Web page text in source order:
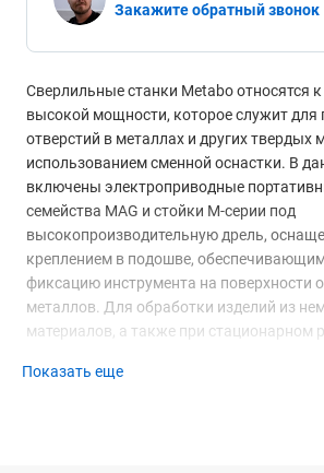
Закажите обратный звонок
Сверлильные станки Metabo относятся
высокой мощности, которое служит для
отверстий в металлах и других твердых
использованием сменной оснастки. В
включены электроприводные
семейства MAG и стойки M-серии под
высокопроизводительную дрель,
креплением в подошве,
фиксацию инструмента на поверхности
металлов. Для обработки изделий из
материалов, а также при стационарном
дополнительную крепежную плиту под
Показать еще